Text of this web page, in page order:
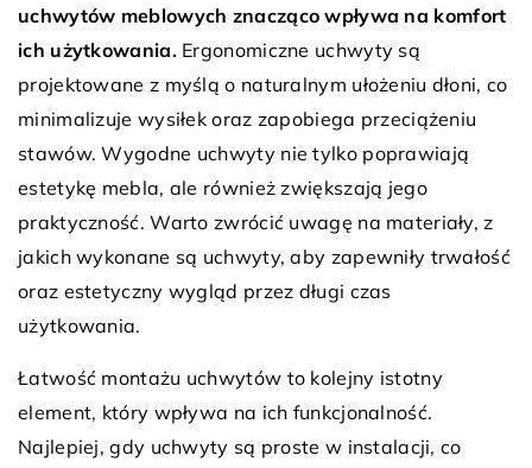
uchwytów meblowych znacząco wpływa na komfort
ich użytkowania.Ergonomiczne uchwyty są
projektowane z myślą o naturalnym ułożeniu dłoni, co
minimalizuje wysiłek oraz zapobiega przeciążeniu
stawów. Wygodne uchwyty nie tylko poprawiają
estetykę mebla, ale również zwiększają jego
praktyczność. Warto zwrócić uwagę na materiały, z
jakich wykonane są uchwyty, aby zapewniły trwałość
oraz estetyczny wygląd przez długi czas
użytkowania.
Łatwość montażu uchwytów to kolejny istotny
element, który wpływa na ich funkcjonalność.
Najlepiej, gdy uchwyty są proste w instalacji, co